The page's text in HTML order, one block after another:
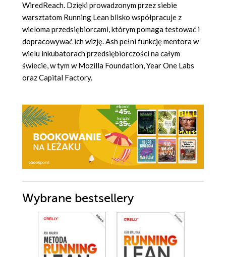
WiredReach. Dzięki prowadzonym przez siebie
warsztatom Running Lean blisko współpracuje z
wieloma przedsiębiorcami, którym pomaga testować i
dopracowywać ich wizję. Ash pełni funkcję mentora w
wielu inkubatorach przedsiębiorczości na całym
świecie, w tym w Mozilla Foundation, Year One Labs
oraz Capital Factory.
Wybrane bestsellery